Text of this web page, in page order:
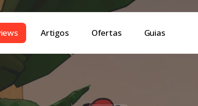
Artigos Ofertas Guias